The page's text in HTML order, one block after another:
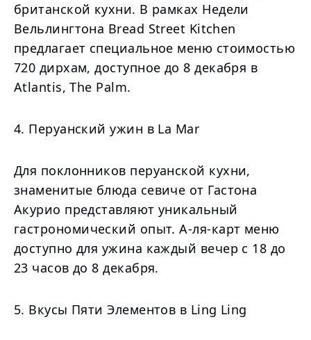
британской кухни. В рамках Недели
Вельлингтона Bread Street Kitchen
предлагает специальное меню стоимостью
720 дирхам, доступное до 8 декабря в
Atlantis, The Palm.
4. Перуанский ужин в La Mar
Для поклонников перуанской кухни,
знаменитые блюда севиче от Гастона
Акурио представляют уникальный
гастрономический опыт. А-ля-карт меню
доступно для ужина каждый вечер с 18 до
23 часов до 8 декабря.
5. Вкусы Пяти Элементов в Ling Ling